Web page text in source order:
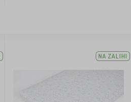
NA ZALIHI